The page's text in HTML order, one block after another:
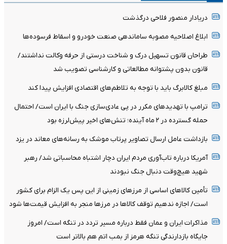
دریادار منصور فلاحی درگذشت
ابلاغ اصلاحیه مصوبه ساماندهی صنعت خودرو و اسقاط فرسوده‌ها
طراحان قانون تسهیل درک و شناخت درستی از حرفه وکالت نداشتند/
قانون بدون پشتوانه مطالعاتی و کارشناسی تصویب شد
مبلغ کالابرگ باید با توجه به تلاطم‌های اقتصادی افزایش پیدا کند
ترامپ با تهدیدهای مکرر در پی عادی‌سازی جنگ با ایران است/ احتمال
حمله گسترده در ۲ ماه آینده؛ تنش‌های اخیر پیش‌لرزه بود
بازداشت عامل ارسال تصاویر پرتاب موشک به رسانه‌های معاند در یزد
آمریکا درباره تاب‌آوری مردم ایران دچار اشتباه محاسباتی شد/ رهبر
شهید هیچ‌وقت دنبال جنگ نبودند
تأمین کالاهای اساسی از مرزهای زمینی از این پس یک الزام برای کشور
است/ اجازه ندهیم توقف کالاها در مرزها منجر به افزایش قیمت‌ها شود
مذاکرات ایران و عمان فقط درباره مسیر تردد در تنگه است/ امروز
جایگاه بازدارندگی تنگه هرمز از بمب اتم هم بالاتر است